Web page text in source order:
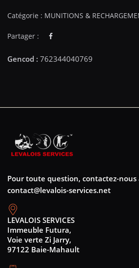
Catégorie : MUNITIONS &
Partager :
Pour toute question, contactez-nous
contact@levalois-services.net
LEVALOIS SERVICES
Immeuble Futura,
Voie verte Zi Jarry,
97122 Baie-Mahault